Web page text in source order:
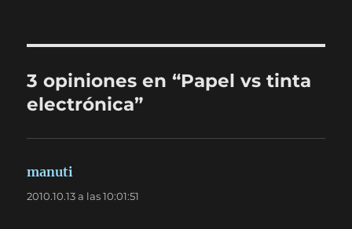
3 opiniones en “Papel vs tinta
electrónica”
manuti
2010.10.13 a las 10:01:51